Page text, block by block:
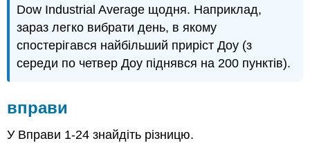
Dow Industrial Average щодня. Наприклад,
зараз легко вибрати день, в якому
спостерігався найбільший приріст Доу (з
середи по четвер Доу піднявся на 200 пунктів).
вправи
У Вправи 1-24 знайдіть різницю.